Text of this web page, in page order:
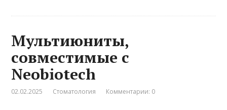
Мультиюниты,
совместимые с
Neobiotech
02.02.2025 Стоматология Комментарии: 0